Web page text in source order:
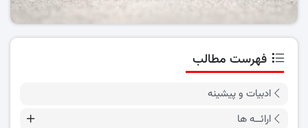
فهرست مطالب
ادبیات و پیشینه
ارائــه ها